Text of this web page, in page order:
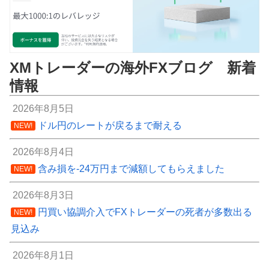
XMトレーダーの海外FXブログ 新着
情報
2026年8月5日
NEW! ドル円のレートが戻るまで耐える
2026年8月4日
NEW! 含み損を-24万円まで減額してもらえました
2026年8月3日
NEW!
円買い協調介入でFXトレーダーの死者が多数出る
見込み
2026年8月1日